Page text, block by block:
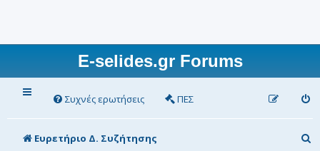
E-selides.gr Forums
Συχνές ερωτήσεις ΠΕΣ
Ευρετήριο Δ. Συζήτησης